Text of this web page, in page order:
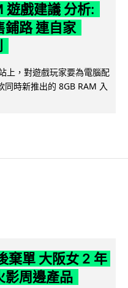
遊戲建議 分析:
路 連自家
上，對遊戲玩家要為電腦配
時新推出的 8GB RAM 入
棄單 大阪女 2 年
影周邊產品